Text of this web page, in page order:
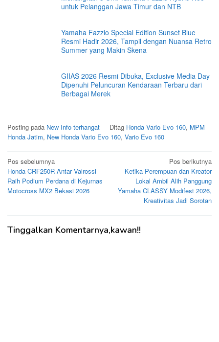
untuk Pelanggan Jawa Timur dan NTB
Yamaha Fazzio Special Edition Sunset Blue
Resmi Hadir 2026, Tampil dengan Nuansa Retro
Summer yang Makin Skena
GIIAS 2026 Resmi Dibuka, Exclusive Media Day
Dipenuhi Peluncuran Kendaraan Terbaru dari
Berbagai Merek
Posting pada New Info terhangat Ditag Honda Vario Evo 160, MPM
Honda Jatim, New Honda Vario Evo 160, Vario Evo 160
Navigasi
pos
Pos sebelumnya
Honda CRF250R Antar Valrossi
Raih Podium Perdana di Kejurnas
Motocross MX2 Bekasi 2026
Pos berikutnya
Ketika Perempuan dan Kreator
Lokal Ambil Alih Panggung
Yamaha CLASSY Modifest 2026,
Kreativitas Jadi Sorotan
Tinggalkan Komentarnya,kawan!!